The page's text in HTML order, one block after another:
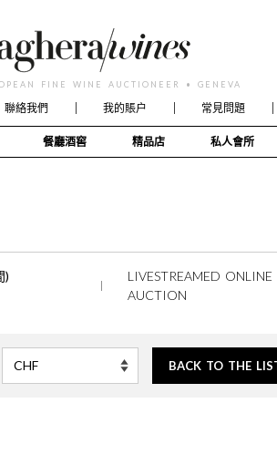
FINE WINE AUCTIONEER • GENEVA
餐廳酒窖 精品店 私人會所
聯絡我們 我的賬户 常見問題
)
LIVESTREAMED ONLINE
AUCTION
BACK TO THE